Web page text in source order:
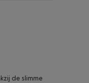
de slimme